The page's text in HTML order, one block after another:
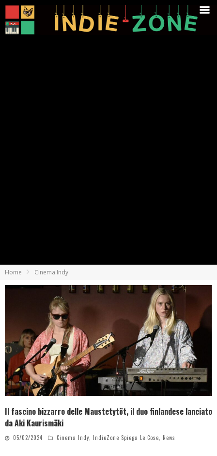
Home Cinema Indy
Il fascino bizzarro delle Maustetytöt, il duo finlandese lanciato
da Aki Kaurismäki
05/02/2024 Cinema Indy, IndieZone Spiega Le Cose, News